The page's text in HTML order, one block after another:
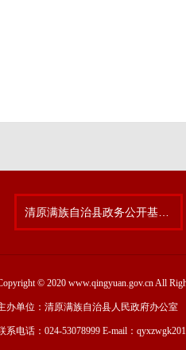
© 2020 www.qingyuan.gov.cn All
办单位：清原满族自治县人民政府办公室
系电话：024-53078999 E-mail：